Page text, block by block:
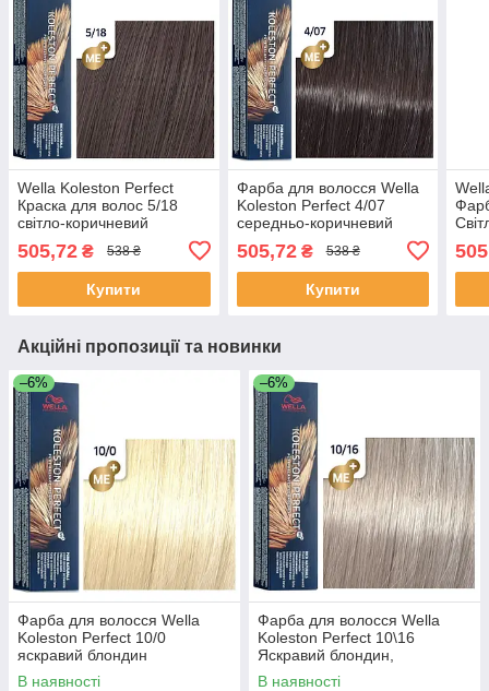
Wella Koleston Perfect
Краска для волос 5/18
світло-коричневий
попелястий перламутр 60
мл
505,72 ₴ 538 ₴
Купити
Фарба для волосся Wella
Koleston Perfect 4/07
середньо-коричневий
натурально-коричневий
505,72₴ 538 ₴
Купити
Акційні пропозиції та новинки
–6%
Фарба для волосся Wella
Koleston Perfect 10/0
яскравий блондин
В наявності
–6%
Фарба для волосся Wella
Koleston Perfect 10\16
Яскравий блондин,
попелясто-фіолетовий
В наявності